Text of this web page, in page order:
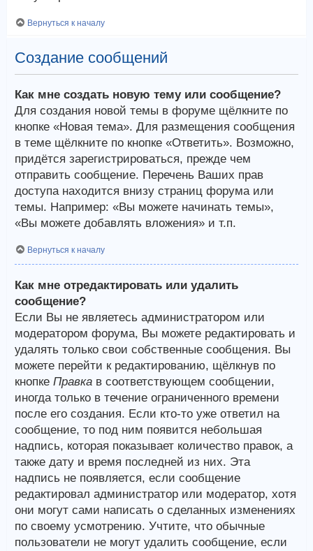
Вернуться к началу
Создание сообщений
Как мне создать новую тему или сообщение?
Для создания новой темы в форуме щёлкните по
кнопке «Новая тема». Для размещения сообщения
в теме щёлкните по кнопке «Ответить». Возможно,
придётся зарегистрироваться, прежде чем
отправить сообщение. Перечень Ваших прав
доступа находится внизу страниц форума или
темы. Например: «Вы можете начинать темы»,
«Вы можете добавлять вложения» и т.п.
Вернуться к началу
Как мне отредактировать или удалить
сообщение?
Если Вы не являетесь администратором или
модератором форума, Вы можете редактировать и
удалять только свои собственные сообщения. Вы
можете перейти к редактированию, щёлкнув по
кнопке Правка в соответствующем сообщении,
иногда только в течение ограниченного времени
после его создания. Если кто-то уже ответил на
сообщение, то под ним появится небольшая
надпись, которая показывает количество правок, а
также дату и время последней из них. Эта
надпись не появляется, если сообщение
редактировал администратор или модератор, хотя
они могут сами написать о сделанных изменениях
по своему усмотрению. Учтите, что обычные
пользователи не могут удалить сообщение, если